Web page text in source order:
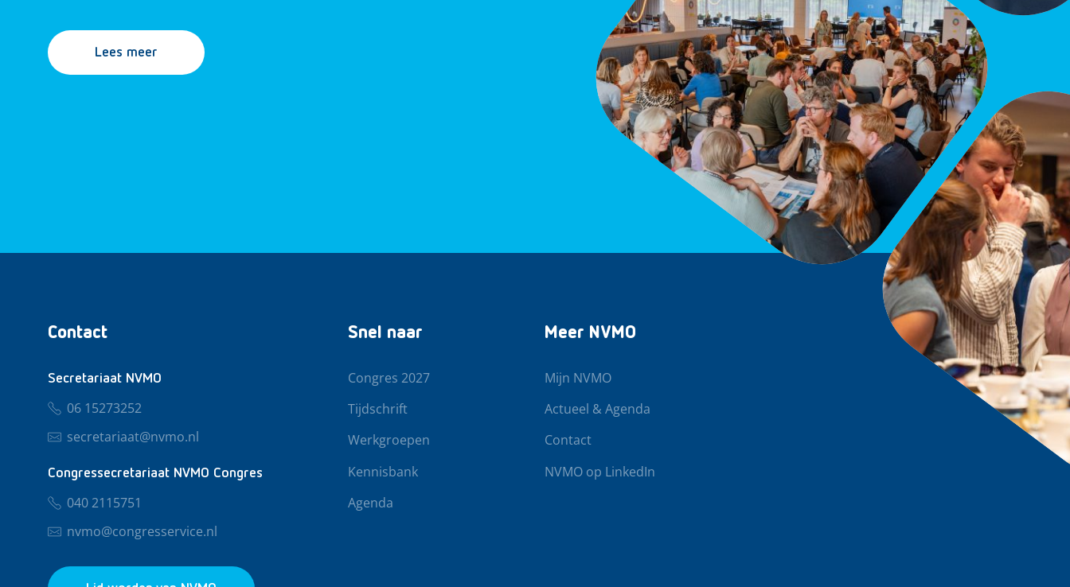
Lees meer
Contact
Secretariaat NVMO
06 15273252
secretariaat@nvmo.nl
Congressecretariaat NVMO Congres
040 2115751
nvmo@congresservice.nl
Snel naar
Congres 2027
Tijdschrift
Werkgroepen
Kennisbank
Agenda
Meer NVMO
Mijn NVMO
Actueel & Agenda
Contact
NVMO op LinkedIn